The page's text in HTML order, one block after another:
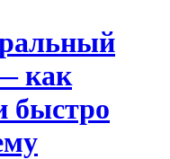
как
быстро